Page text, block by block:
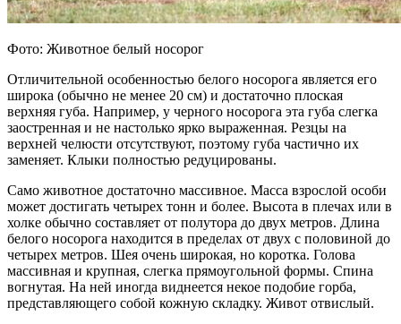
Фото: Животное белый носорог
Отличительной особенностью белого носорога является его
широка (обычно не менее 20 см) и достаточно плоская
верхняя губа. Например, у черного носорога эта губа слегка
заостренная и не настолько ярко выраженная. Резцы на
верхней челюсти отсутствуют, поэтому губа частично их
заменяет. Клыки полностью редуцированы.
Само животное достаточно массивное. Масса взрослой особи
может достигать четырех тонн и более. Высота в плечах или в
холке обычно составляет от полутора до двух метров. Длина
белого носорога находится в пределах от двух с половиной до
четырех метров. Шея очень широкая, но коротка. Голова
массивная и крупная, слегка прямоугольной формы. Спина
вогнутая. На ней иногда виднеется некое подобие горба,
представляющего собой кожную складку. Живот отвислый.